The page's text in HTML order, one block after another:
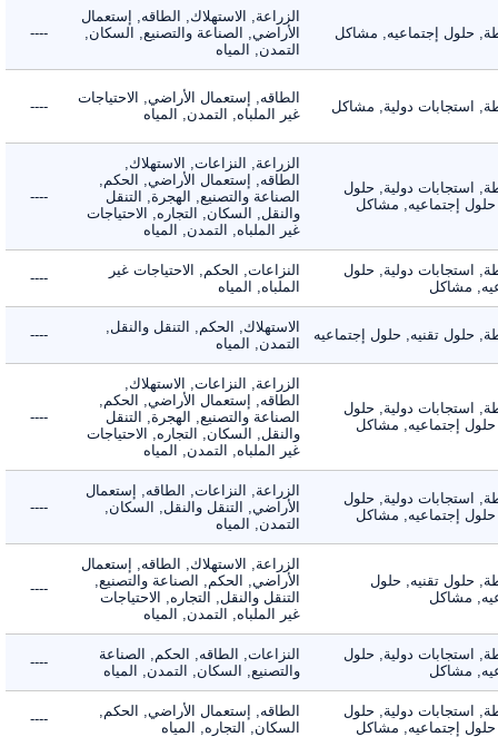
حلول إجتماعيه, مشاكل
الزراعة, الاستهلاك, الطاقه, إستعمال
الأراضي, الصناعة والتصنيع, السكان,
التمدن, المياه
----
استجابات دولية, مشاكل
الطاقه, إستعمال الأراضي, الاحتياجات
غير الملباه, التمدن, المياه
----
استجابات دولية, حلول
إجتماعيه, مشاكل
الزراعة, النزاعات, الاستهلاك,
الطاقه, إستعمال الأراضي, الحكم,
الصناعة والتصنيع, الهجرة, التنقل
والنقل, السكان, التجاره, الاحتياجات
غير الملباه, التمدن, المياه
----
استجابات دولية, حلول
مشاكل
النزاعات, الحكم, الاحتياجات غير
الملباه, المياه
----
حلول تقنيه, حلول إجتماعيه
الاستهلاك, الحكم, التنقل والنقل,
التمدن, المياه
----
استجابات دولية, حلول
إجتماعيه, مشاكل
الزراعة, النزاعات, الاستهلاك,
الطاقه, إستعمال الأراضي, الحكم,
الصناعة والتصنيع, الهجرة, التنقل
والنقل, السكان, التجاره, الاحتياجات
غير الملباه, التمدن, المياه
----
استجابات دولية, حلول
إجتماعيه, مشاكل
الزراعة, النزاعات, الطاقه, إستعمال
الأراضي, التنقل والنقل, السكان,
التمدن, المياه
----
حلول تقنيه, حلول
مشاكل
الزراعة, الاستهلاك, الطاقه, إستعمال
الأراضي, الحكم, الصناعة والتصنيع,
التنقل والنقل, التجاره, الاحتياجات
غير الملباه, التمدن, المياه
----
استجابات دولية, حلول
مشاكل
النزاعات, الطاقه, الحكم, الصناعة
والتصنيع, السكان, التمدن, المياه
----
استجابات دولية, حلول
إجتماعيه, مشاكل
الطاقه, إستعمال الأراضي, الحكم,
السكان, التجاره, المياه
----